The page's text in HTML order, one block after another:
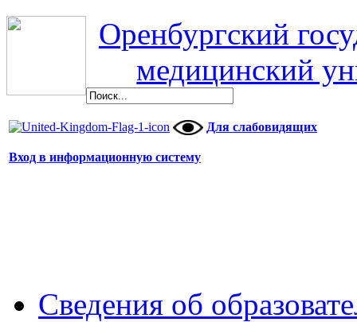
Оренбургский
медицинский
Для слабовидящих
Вход в информационную систему
Сведения об